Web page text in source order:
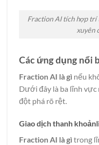
Fraction AI tích hợp trí
xuyên
Các ứng dụng nổi
Fraction AI là gì nếu
Dưới đây là ba lĩnh vực
đột phá rõ rệt.
Giao dịch thanh
Fraction AI là gì trong